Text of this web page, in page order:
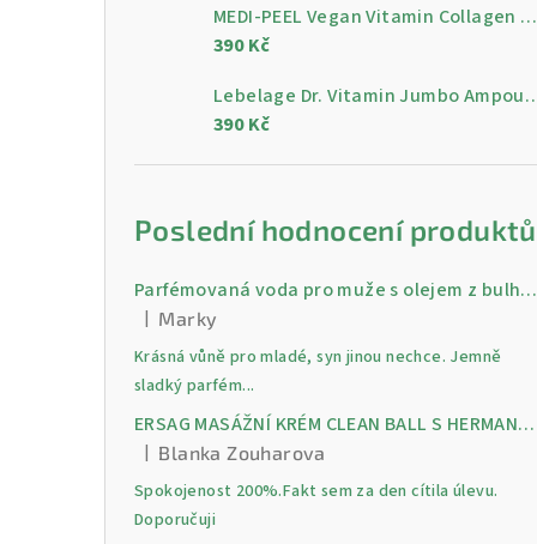
MEDI-PEEL Vegan Vitamin Collagen Clear, 300 ml
390 Kč
Lebelage Dr. Vitamin
390 Kč
Poslední hodnocení produktů
Parfémovaná voda pro muže s olejem z bulharské růži Gold 30 ml
Hodnocení produktu je 5 z 5 hvězdiček.
Marky
Krásná vůně pro mladé, syn jinou nechce. Jemně
sladký parfém...
ERSAG MASÁŽNÍ KRÉM CLEAN BALL S HERMANKEM A MENTOLEM pro úlevu od bolesti, otoků a napětí ve svalech
Hodnocení produktu je 5 z 5 hvězdiček.
Blanka Zouharova
Spokojenost 200%.Fakt sem za den cítila úlevu.
Doporučuji